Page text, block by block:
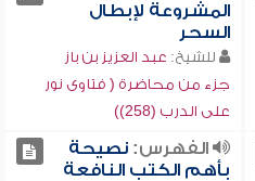
المشروعة لإبطال
السحر
للشيخ: عبد العزيز بن باز
جزء من محاضرة ( فتاوى نور
على الدرب (258))
الفهرس:نصيحة
بأهم الكتب النافعة